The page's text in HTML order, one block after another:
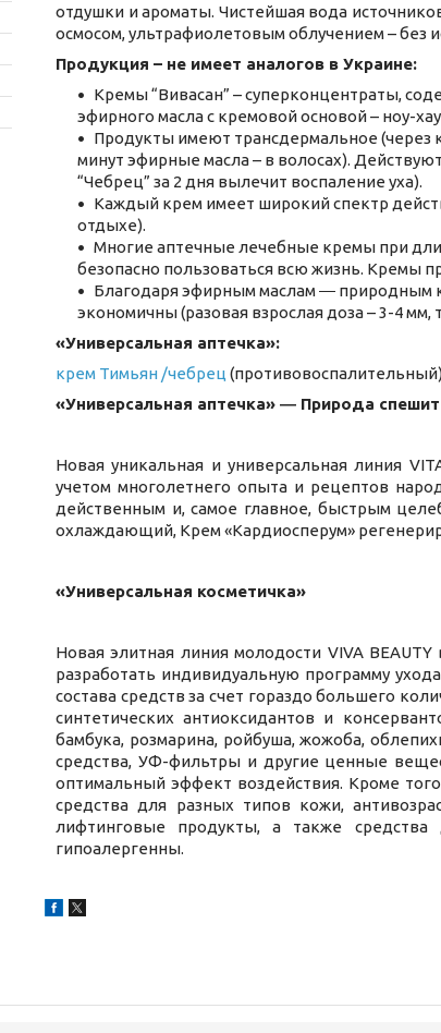
отдушки и ароматы. Чистейшая вода
осмосом, ультрафиолетовым облучением – без
Продукция – не имеет аналогов в Украине:
Кремы “Вивасан” – суперконцентраты,
эфирного масла с кремовой основой – ноу-
Продукты имеют трансдермальное (через
минут эфирные масла – в волосах).
“Чебрец” за 2 дня вылечит воспаление уха).
Каждый крем имеет широкий спектр
отдыхе).
Многие аптечные лечебные кремы при
безопасно пользоваться всю жизнь. Кремы
Благодаря эфирным маслам ― природным
экономичны (разовая взрослая доза – 3-4
«Универсальная аптечка»:
крем Тимьян /чебрец
«Универсальная аптечка» ― Природа
Новая уникальная и универсальная линия
учетом многолетнего опыта и рецептов
действенным и, самое главное, быстрым
охлаждающий, Крем «Кардиосперум»
«Универсальная косметичка»
Новая элитная линия молодости VIVA
разработать индивидуальную программу
состава средств за счет гораздо большего
синтетических антиоксидантов и
бамбука, розмарина, ройбуша, жожоба,
средства, УФ-фильтры и другие ценные
оптимальный эффект воздействия. Кроме
средства для разных типов кожи,
лифтинговые продукты, а также средства
гипоалергенны.